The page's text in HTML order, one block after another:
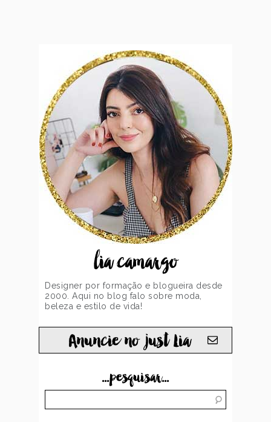
lia camargo
Designer por formação e blogueira desde
2000. Aqui no blog falo sobre moda,
beleza e estilo de vida!
Anuncie no just Lia
...pesquisar...